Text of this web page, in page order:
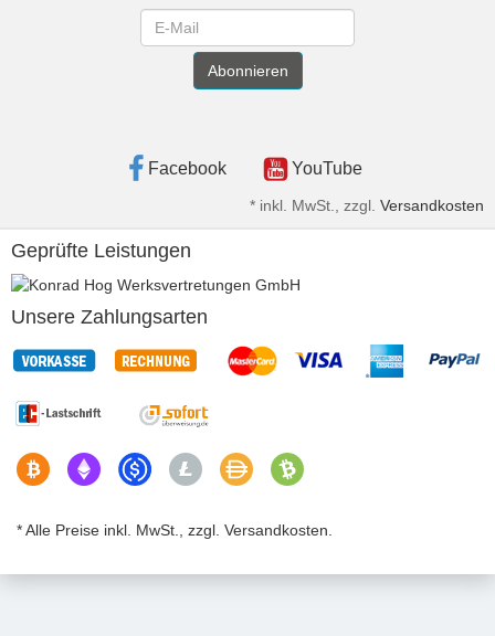
Abonnieren
Facebook YouTube
* inkl. MwSt., zzgl. Versandkosten
Geprüfte Leistungen
Unsere Zahlungsarten
* Alle Preise inkl. MwSt., zzgl. Versandkosten.